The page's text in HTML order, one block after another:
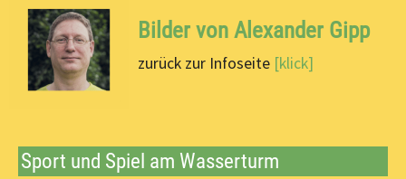
Bilder von Alexander Gipp
zurück zur Infoseite [klick]
Sport und Spiel am Wasserturm